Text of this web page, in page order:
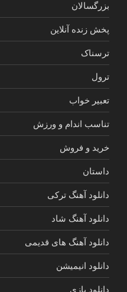
بزرگسالان
پخش زنده آنلاین
ترسناک
ترول
تعبیر خواب
تناسب اندام و ورزش
خرید و فروش
داستان
دانلود آهنگ ترکی
دانلود آهنگ شاد
دانلود آهنگ های قدیمی
دانلود انیمیشن
دانلود بازی